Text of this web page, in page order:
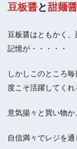
豆板醤と甜麺醤
豆板醤はともかく
記憶が・・・・・
しかしこのところ
度こそ活躍してく
意気揚々と買い物か
自信満々でレジを